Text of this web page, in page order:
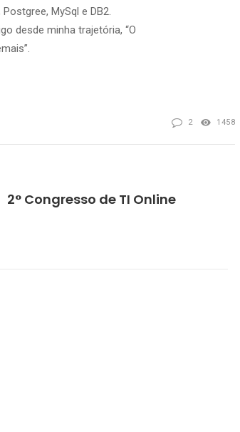
MySql e DB2.
desde minha trajetória, “O
2 1458
2° Congresso de TI Online